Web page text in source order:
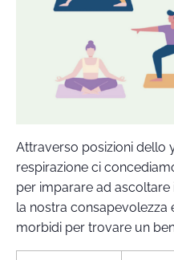
Attraverso posizioni dello
respirazione ci
per imparare ad
la nostra consapevolezza
morbidi per trovare un